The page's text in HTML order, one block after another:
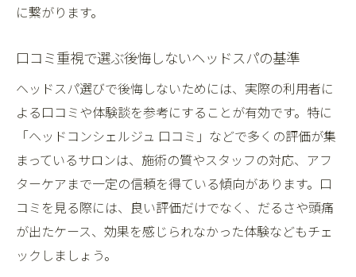
に繋がります。
口コミ重視で選ぶ後悔しないヘッドスパの基準
ヘッドスパ選びで後悔しないためには、実際の利用者に
よる口コミや体験談を参考にすることが有効です。特に
「ヘッドコンシェルジュ 口コミ」などで多くの評価が集
まっているサロンは、施術の質やスタッフの対応、アフ
ターケアまで一定の信頼を得ている傾向があります。口
コミを見る際には、良い評価だけでなく、だるさや頭痛
が出たケース、効果を感じられなかった体験などもチェ
ックしましょう。